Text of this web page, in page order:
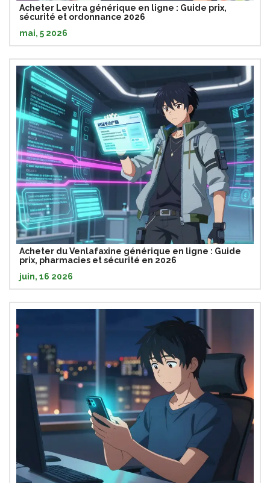
Acheter Levitra générique en ligne : Guide prix,
sécurité et ordonnance 2026
mai, 5 2026
Acheter du Venlafaxine générique en ligne : Guide
prix, pharmacies et sécurité en 2026
juin, 16 2026